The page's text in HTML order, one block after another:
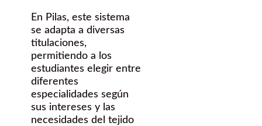
En Pilas, este sistema
se adapta a diversas
titulaciones,
permitiendo a los
estudiantes elegir entre
diferentes
especialidades según
sus intereses y las
necesidades del tejido